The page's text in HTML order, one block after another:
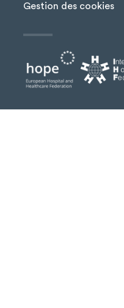
Gestion des cookies